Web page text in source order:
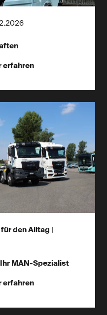
erfahren
den Alltag
MAN-Spezialist
erfahren